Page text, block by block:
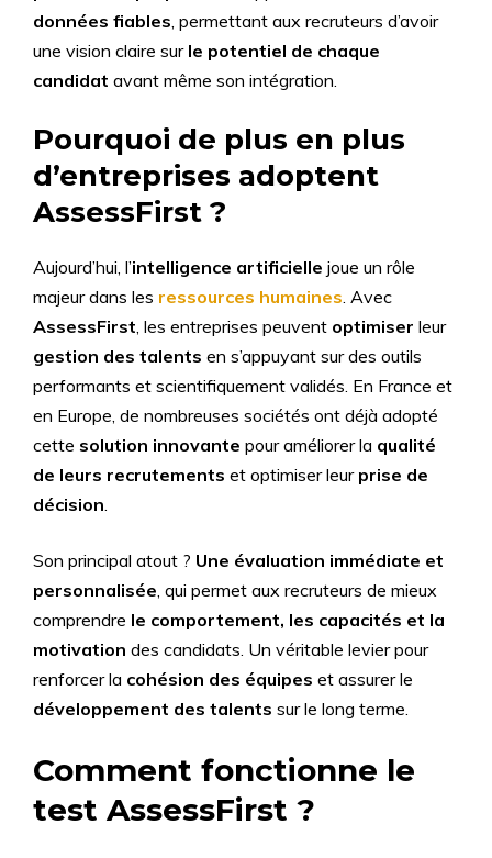
données fiables, permettant aux recruteurs d’avoir
une vision claire sur le potentiel de chaque
candidat avant même son intégration.
Pourquoi de plus en plus
d’entreprises adoptent
AssessFirst ?
Aujourd’hui, l’intelligence artificielle joue un rôle
majeur dans les ressources humaines. Avec
AssessFirst, les entreprises peuvent optimiser leur
gestion des talents en s’appuyant sur des outils
performants et scientifiquement validés. En France et
en Europe, de nombreuses sociétés ont déjà adopté
cette solution innovante pour améliorer la qualité
de leurs recrutements et optimiser leur prise de
décision.
Son principal atout ? Une évaluation immédiate et
personnalisée, qui permet aux recruteurs de mieux
comprendre le comportement, les capacités et la
motivation des candidats. Un véritable levier pour
renforcer la cohésion des équipes et assurer le
développement des talents sur le long terme.
Comment fonctionne le
test AssessFirst ?